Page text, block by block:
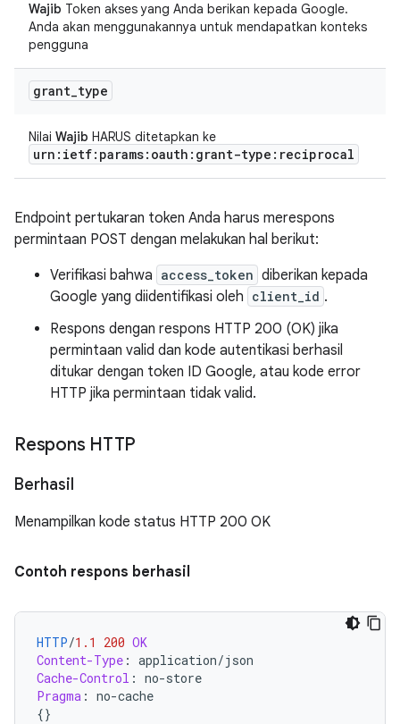
Wajib Token akses yang Anda berikan kepada Google.
Anda akan menggunakannya untuk mendapatkan konteks
pengguna
grant_type
Nilai Wajib HARUS ditetapkan ke
urn:ietf:params:oauth:grant-type:reciprocal
Endpoint pertukaran token Anda harus merespons
permintaan POST dengan melakukan hal berikut:
Verifikasi bahwa access_token diberikan kepada
Google yang diidentifikasi oleh client_id .
Respons dengan respons HTTP 200 (OK) jika
permintaan valid dan kode autentikasi berhasil
ditukar dengan token ID Google, atau kode error
HTTP jika permintaan tidak valid.
Respons HTTP
Berhasil
Menampilkan kode status HTTP 200 OK
Contoh respons berhasil
HTTP/1.1 200 OK
Content-Type : application/json
Cache-Control : no-store
Pragma : no-cache
{}